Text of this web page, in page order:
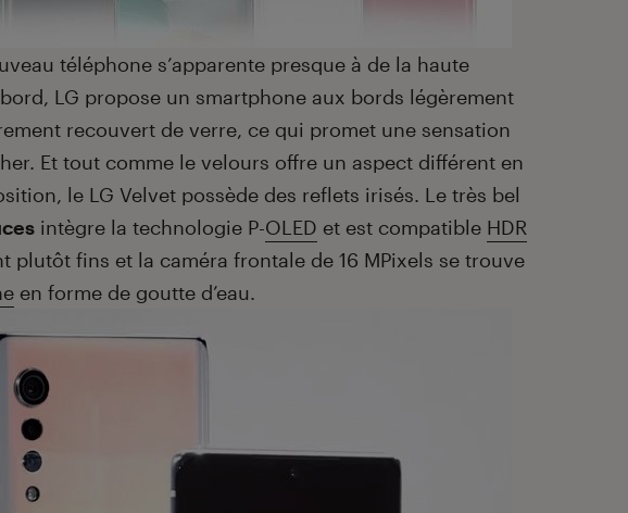
téléphone s’apparente presque à de la haute
LG propose un smartphone aux bords légèrement
recouvert de verre, ce qui promet une sensation
Et tout comme le velours offre un aspect différent en
le LG Velvet possède des reflets irisés. Le très bel
intègre la technologie P-OLED et est compatible HDR
plutôt fins et la caméra frontale de 16 MPixels se trouve
en forme de goutte d’eau.